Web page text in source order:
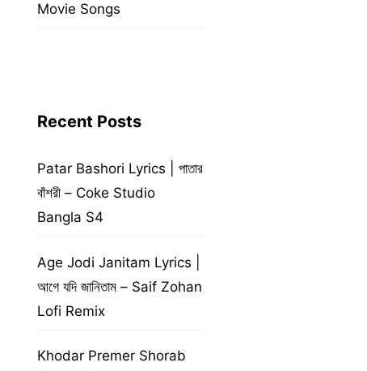
Movie Songs
Recent Posts
Patar Bashori Lyrics | পাতার
বাঁশরী – Coke Studio
Bangla S4
Age Jodi Janitam Lyrics |
আগে যদি জানিতাম – Saif Zohan
Lofi Remix
Khodar Premer Shorab